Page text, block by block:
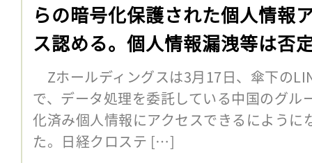
らの暗号化保護された個人情報
ス認める。個人情報漏洩等は否
Zホールディングスは3月17日、傘下の
で、データ処理を委託している中国のグル
化済み個人情報にアクセスできるにように
た。日経クロステ […]